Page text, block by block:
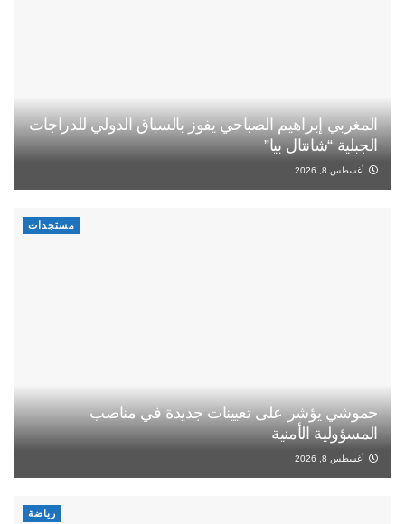
المغربي إبراهيم الصباحي يفوز بالسباق الدولي للدراجات
الجبلية “شانتال بيا”
أغسطس 8, 2026
مستجدات
حموشي يؤشر على تعيينات جديدة في مناصب
المسؤولية الأمنية
أغسطس 8, 2026
رياضة